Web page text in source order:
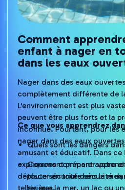
Comment
enfant à nager en
dans les eaux
Nager dans des eaux
complètement différente de
L'environnement est plus
peuvent être plus forts et la
inconnue. Pourtant, pour les
nager dans des eaux
amusant et éducatif. Dans ce
expliquons comment
déplacer en toute sécurité
telles que la mer, un lac ou
Ce que vous apprendrez
Quels sont les dangers
Comment préparer votre
toute sécurité dans la mer,
rivières.